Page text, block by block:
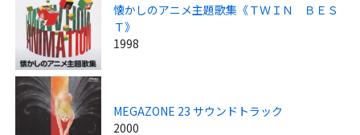
懐かしのアニメ主題歌集《ＴＷＩＮ ＢＥＳ
Ｔ》
1998
MEGAZONE 23 サウンドトラック
2000